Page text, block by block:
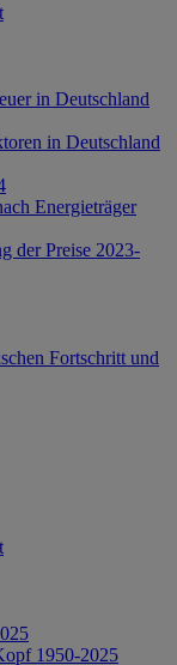
in Deutschland
in Deutschland
Energieträger
der Preise 2023-
Fortschritt und
1950-2025